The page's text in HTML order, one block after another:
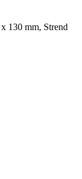
130 mm, Strend